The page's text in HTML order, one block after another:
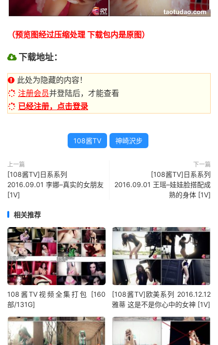
（预览图经过压缩处理 下载包内是原图）
下载地址：
此处为隐藏的内容！
注册会员并登陆后，才能查看
已经注册，点击登录
108酱TV 神崎沢步
上一篇
[108酱TV]日系系列
2016.09.01 李娜–真实的女朋友
[1V]
下一篇
[108酱TV]日系系列
2016.09.01 王瑶–娃娃脸搭配成
熟的身体 [1V]
相关推荐
108酱TV视频全集打包 [160
部/131G]
[108酱TV]欧美系列 2016.12.12
雅蒂 这是不是你心中的女神 [1V]